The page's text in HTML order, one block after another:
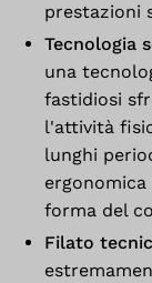
prestazioni
Tecnologia
una
fastidiosi
l'attività
lunghi
forma del
Filato